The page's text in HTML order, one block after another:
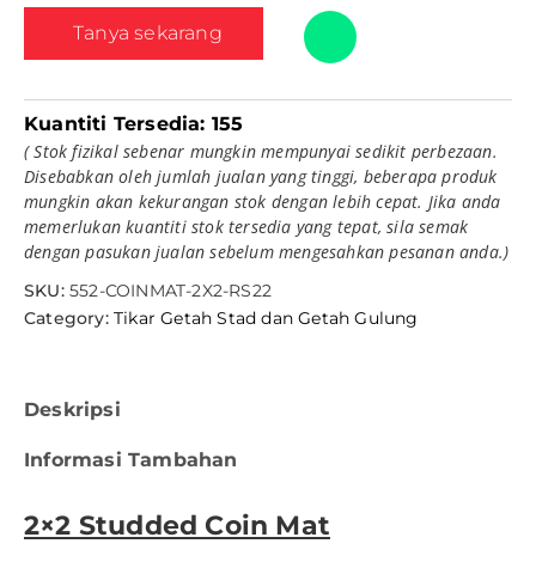
Tanya sekarang
Kuantiti Tersedia: 155
( Stok fizikal sebenar mungkin mempunyai sedikit perbezaan.
Disebabkan oleh jumlah jualan yang tinggi, beberapa produk
mungkin akan kekurangan stok dengan lebih cepat. Jika anda
memerlukan kuantiti stok tersedia yang tepat, sila semak
dengan pasukan jualan sebelum mengesahkan pesanan anda.)
SKU: 552-COINMAT-2X2-RS22
Category: Tikar Getah Stad dan Getah Gulung
Deskripsi
Informasi Tambahan
2×2 Studded Coin Mat